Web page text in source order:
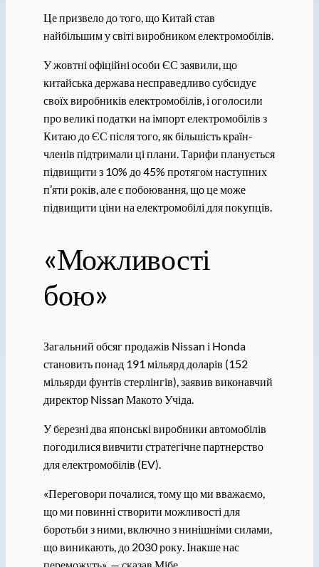
Це призвело до того, що Китай став
найбільшим у світі виробником електромобілів.
У жовтні офіційні особи ЄС заявили, що
китайська держава несправедливо субсидує
своїх виробників електромобілів, і оголосили
про великі податки на імпорт електромобілів з
Китаю до ЄС після того, як більшість країн-
членів підтримали ці плани. Тарифи планується
підвищити з 10% до 45% протягом наступних
п’яти років, але є побоювання, що це може
підвищити ціни на електромобілі для покупців.
«Можливості
бою»
Загальний обсяг продажів Nissan і Honda
становить понад 191 мільярд доларів (152
мільярди фунтів стерлінгів), заявив виконавчий
директор Nissan Макото Учіда.
У березні два японські виробники автомобілів
погодилися вивчити стратегічне партнерство
для електромобілів (EV).
«Переговори почалися, тому що ми вважаємо,
що ми повинні створити можливості для
боротьби з ними, включно з нинішніми силами,
що виникають, до 2030 року. Інакше нас